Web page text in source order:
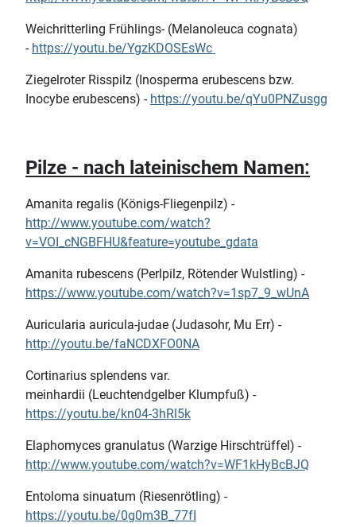
Weichritterling Frühlings- (Melanoleuca cognata)
- https://youtu.be/YgzKDOSEsWc
Ziegelroter Risspilz (Inosperma erubescens bzw.
Inocybe erubescens) - https://youtu.be/qYu0PNZusgg
Pilze - nach lateinischem Namen:
Amanita regalis (Königs-Fliegenpilz) -
http://www.youtube.com/watch?
v=VOI_cNGBFHU&feature=youtube_gdata
Amanita rubescens (Perlpilz, Rötender Wulstling) -
https://www.youtube.com/watch?v=1sp7_9_wUnA
Auricularia auricula-judae (Judasohr, Mu Err) -
http://youtu.be/faNCDXFO0NA
Cortinarius splendens var.
meinhardii (Leuchtendgelber Klumpfuß) -
https://youtu.be/kn04-3hRl5k
Elaphomyces granulatus (Warzige Hirschtrüffel) -
http://www.youtube.com/watch?v=WF1kHyBcBJQ
Entoloma sinuatum (Riesenrötling) -
https://youtu.be/0g0m3B_77fI